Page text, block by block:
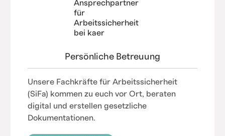
Persönliche Betreuung
Unsere Fachkräfte für Arbeitssicherheit
(SiFa) kommen zu euch vor Ort, beraten
digital und erstellen gesetzliche
Dokumentationen.